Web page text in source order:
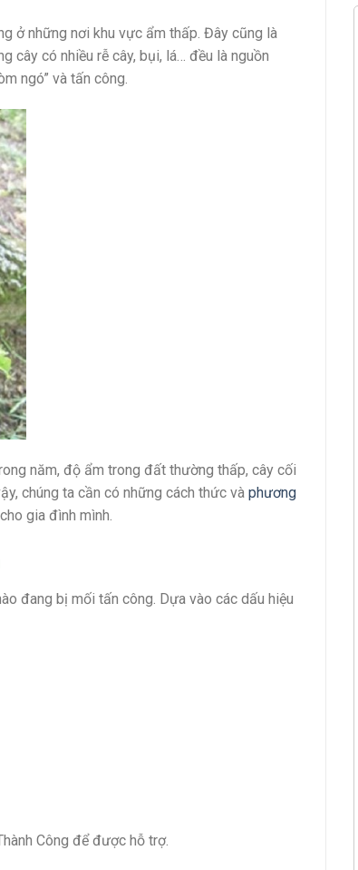
ở những nơi khu vực ẩm thấp. Đây cũng là
cây có nhiều rễ cây, bụi, lá… đều là nguồn
ngó” và tấn công.
năm, độ ẩm trong đất thường thấp, cây cối
chúng ta cần có những cách thức và phương
gia đình mình.
đang bị mối tấn công. Dựa vào các dấu hiệu
Công để được hỗ trợ.